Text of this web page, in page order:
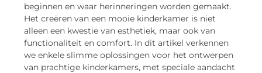
beginnen en waar herinneringen worden gemaakt.
Het creëren van een mooie kinderkamer is niet
alleen een kwestie van esthetiek, maar ook van
functionaliteit en comfort. In dit artikel verkennen
we enkele slimme oplossingen voor het ontwerpen
van prachtige kinderkamers, met speciale aandacht